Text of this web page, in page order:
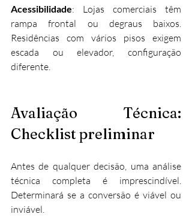
Acessibilidade: Lojas comerciais têm
rampa frontal ou degraus baixos.
Residências com vários pisos exigem
escada ou elevador, configuração
diferente.
Avaliação Técnica:
Checklist preliminar
Antes de qualquer decisão, uma análise
técnica completa é imprescindível.
Determinará se a conversão é viável ou
inviável.